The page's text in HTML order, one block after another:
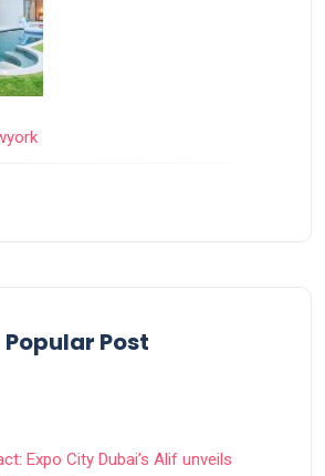
Popular Post
Expo City Dubai’s Alif unveils